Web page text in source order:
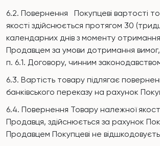
6.2. Повернення
Покупцеві вартості
якості здійснюється протягом 30
календарних днів з моменту
Продавцем за умови дотримання
п. 6.1. Договору, чинним
6.3. Вартість товару підлягає
банківського переказу на рахунок
6.4. Повернення Товару належної
Продавця, здійснюється за рахунок
Продавцем Покупцеві не